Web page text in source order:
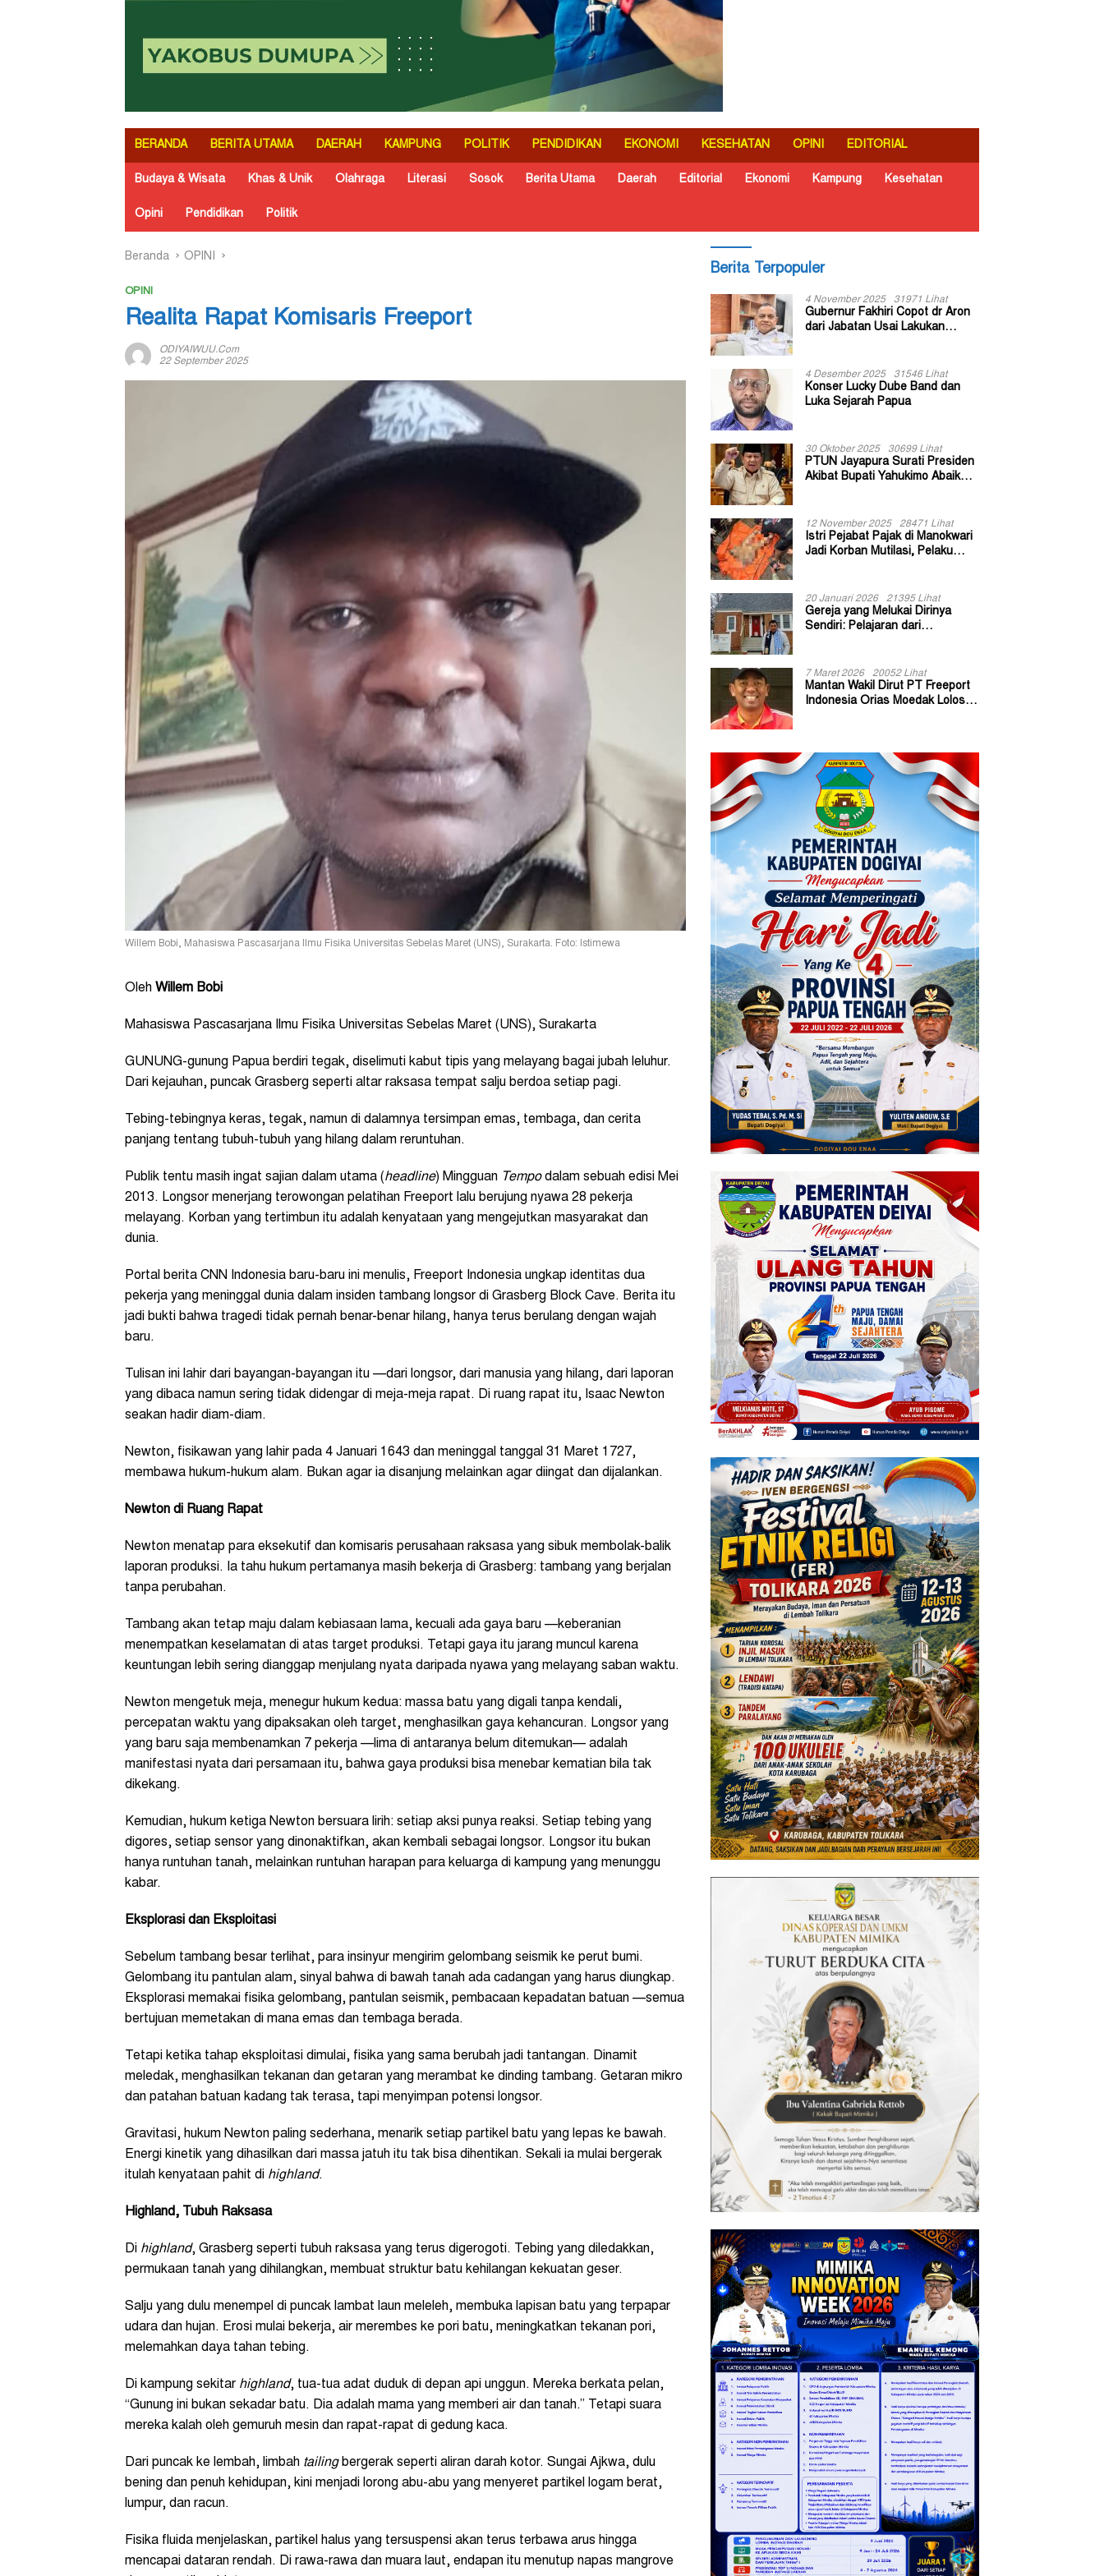
BERANDA BERITA UTAMA DAERAH KAMPUNG POLITIK PENDIDIKAN EKONOMI KESEHATAN OPINI EDITORIAL
Budaya & Wisata Khas & Unik Olahraga Literasi Sosok Berita Utama Daerah Editorial Ekonomi Kampung Kesehatan
Opini Pendidikan Politik
Beranda OPINI
OPINI
Realita Rapat Komisaris Freeport
ODIYAIWUU.com
22 September 2025
Willem Bobi, Mahasiswa Pascasarjana Ilmu Fisika Universitas Sebelas Maret (UNS), Surakarta. Foto: Istimewa
Oleh Willem Bobi
Mahasiswa Pascasarjana Ilmu Fisika Universitas Sebelas Maret (UNS), Surakarta
GUNUNG-gunung Papua berdiri tegak, diselimuti kabut tipis yang melayang bagai jubah leluhur.
Dari kejauhan, puncak Grasberg seperti altar raksasa tempat salju berdoa setiap pagi.
Tebing-tebingnya keras, tegak, namun di dalamnya tersimpan emas, tembaga, dan cerita
panjang tentang tubuh-tubuh yang hilang dalam reruntuhan.
Publik tentu masih ingat sajian dalam utama (headline) Mingguan Tempodalam sebuah edisi Mei
2013. Longsor menerjang terowongan pelatihan Freeport lalu berujung nyawa 28 pekerja
melayang. Korban yang tertimbun itu adalah kenyataan yang mengejutkan masyarakat dan
dunia.
Portal berita CNN Indonesia baru-baru ini menulis, Freeport Indonesia ungkap identitas dua
pekerja yang meninggal dunia dalam insiden tambang longsor di Grasberg Block Cave. Berita itu
jadi bukti bahwa tragedi tidak pernah benar-benar hilang, hanya terus berulang dengan wajah
baru.
Tulisan ini lahir dari bayangan-bayangan itu —dari longsor, dari manusia yang hilang, dari laporan
yang dibaca namun sering tidak didengar di meja-meja rapat. Di ruang rapat itu, Isaac Newton
seakan hadir diam-diam.
Newton, fisikawan yang lahir pada 4 Januari 1643 dan meninggal tanggal 31 Maret 1727,
membawa hukum-hukum alam. Bukan agar ia disanjung melainkan agar diingat dan dijalankan.
Newton di Ruang Rapat
Newton menatap para eksekutif dan komisaris perusahaan raksasa yang sibuk membolak-balik
laporan produksi. Ia tahu hukum pertamanya masih bekerja di Grasberg: tambang yang berjalan
tanpa perubahan.
Tambang akan tetap maju dalam kebiasaan lama, kecuali ada gaya baru —keberanian
menempatkan keselamatan di atas target produksi. Tetapi gaya itu jarang muncul karena
keuntungan lebih sering dianggap menjulang nyata daripada nyawa yang melayang saban waktu.
Newton mengetuk meja, menegur hukum kedua: massa batu yang digali tanpa kendali,
percepatan waktu yang dipaksakan oleh target, menghasilkan gaya kehancuran. Longsor yang
yang baru saja membenamkan 7 pekerja —lima di antaranya belum ditemukan— adalah
manifestasi nyata dari persamaan itu, bahwa gaya produksi bisa menebar kematian bila tak
dikekang.
Kemudian, hukum ketiga Newton bersuara lirih: setiap aksi punya reaksi. Setiap tebing yang
digores, setiap sensor yang dinonaktifkan, akan kembali sebagai longsor. Longsor itu bukan
hanya runtuhan tanah, melainkan runtuhan harapan para keluarga di kampung yang menunggu
kabar.
Eksplorasi dan Eksploitasi
Sebelum tambang besar terlihat, para insinyur mengirim gelombang seismik ke perut bumi.
Gelombang itu pantulan alam, sinyal bahwa di bawah tanah ada cadangan yang harus diungkap.
Eksplorasi memakai fisika gelombang, pantulan seismik, pembacaan kepadatan batuan —semua
bertujuan memetakan di mana emas dan tembaga berada.
Tetapi ketika tahap eksploitasi dimulai, fisika yang sama berubah jadi tantangan. Dinamit
meledak, menghasilkan tekanan dan getaran yang merambat ke dinding tambang. Getaran mikro
dan patahan batuan kadang tak terasa, tapi menyimpan potensi longsor.
Gravitasi, hukum Newton paling sederhana, menarik setiap partikel batu yang lepas ke bawah.
Energi kinetik yang dihasilkan dari massa jatuh itu tak bisa dihentikan. Sekali ia mulai bergerak
itulah kenyataan pahit di highland.
Highland, Tubuh Raksasa
Di highland, Grasberg seperti tubuh raksasa yang terus digerogoti. Tebing yang diledakkan,
permukaan tanah yang dihilangkan, membuat struktur batu kehilangan kekuatan geser.
Salju yang dulu menempel di puncak lambat laun meleleh, membuka lapisan batu yang terpapar
udara dan hujan. Erosi mulai bekerja, air merembes ke pori batu, meningkatkan tekanan pori,
melemahkan daya tahan tebing.
Di kampung sekitar highland, tua-tua adat duduk di depan api unggun. Mereka berkata pelan,
“Gunung ini bukan sekadar batu. Dia adalah mama yang memberi air dan tanah.” Tetapi suara
mereka kalah oleh gemuruh mesin dan rapat-rapat di gedung kaca.
Dari puncak ke lembah, limbah tailingbergerak seperti aliran darah kotor. Sungai Ajkwa, dulu
bening dan penuh kehidupan, kini menjadi lorong abu-abu yang menyeret partikel logam berat,
lumpur, dan racun.
Fisika fluida menjelaskan, partikel halus yang tersuspensi akan terus terbawa arus hingga
mencapai dataran rendah. Di rawa-rawa dan muara laut, endapan itu menutup napas mangrove
Berita Terpopuler
4 November 2025 31971 Lihat
Gubernur Fakhiri Copot dr Aron
dari Jabatan Usai Lakukan
4 Desember 2025 31546 Lihat
Konser Lucky Dube Band dan
Luka Sejarah Papua
30 Oktober 2025 30699 Lihat
PTUN Jayapura Surati Presiden
Akibat Bupati Yahukimo Abaikan
12 November 2025 28471 Lihat
Istri Pejabat Pajak di Manokwari
Jadi Korban Mutilasi, Pelaku
20 Januari 2026 21395 Lihat
Gereja yang Melukai Dirinya
Sendiri: Pelajaran dari
7 Maret 2026 20052 Lihat
Mantan Wakil Dirut PT Freeport
Indonesia Orias Moedak Lolos